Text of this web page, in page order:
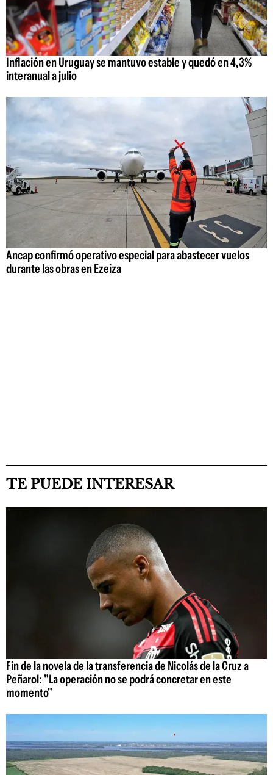
Inflación en Uruguay se mantuvo estable y quedó en 4,3%
interanual a julio
Ancap confirmó operativo especial para abastecer vuelos
durante las obras en Ezeiza
TE PUEDE INTERESAR
Fin de la novela de la transferencia de Nicolás de la Cruz a
Peñarol: "La operación no se podrá concretar en este
momento"